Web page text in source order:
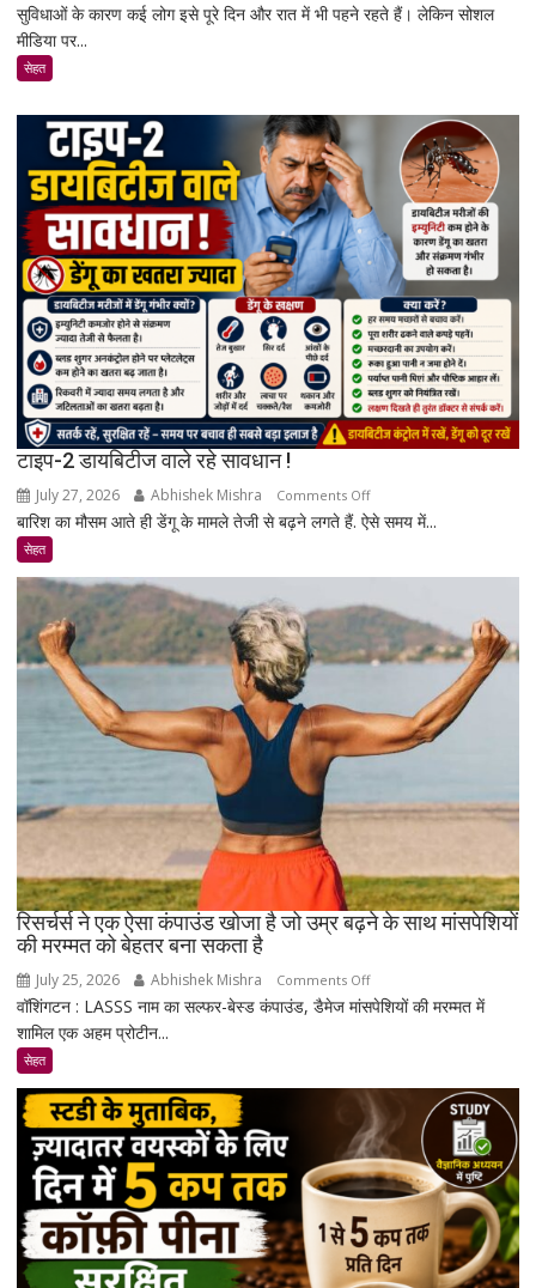
पहनने
खतरा
एक्सपर्ट
और
रिसर्च
की
पूरी
सच्चाई
सुविधाओं के कारण कई लोग इसे पूरे दिन और रात में भी पहने रहते हैं। लेकिन सोशल
मीडिया पर...
सेहत
टाइप-2 डायबिटीज वाले रहे सावधान !
July 27, 2026 Abhishek Mishra Comments Offon
टाइप-2
वाले
सावधान
!
बारिश का मौसम आते ही डेंगू के मामले तेजी से बढ़ने लगते हैं. ऐसे समय में...
सेहत
रिसर्चर्स ने एक ऐसा कंपाउंड खोजा है जो उम्र बढ़ने के साथ मांसपेशियों
की मरम्मत को बेहतर बना सकता है
July 25, 2026 Abhishek Mishra Comments Offon
रिसर्चर्स
ऐसा
कंपाउंड
खोजा
है
जो
बढ़ने
के
वॉशिंगटन : LASSS नाम का सल्फर-बेस्ड कंपाउंड, डैमेज मांसपेशियों की मरम्मत में
शामिल एक अहम प्रोटीन...
सेहत